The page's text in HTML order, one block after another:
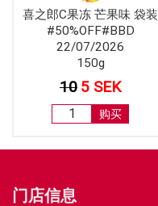
喜之郎C果冻 芒果味 袋装
#50%OFF#BBD
22/07/2026
150g
10 5 SEK
购买
门店信息